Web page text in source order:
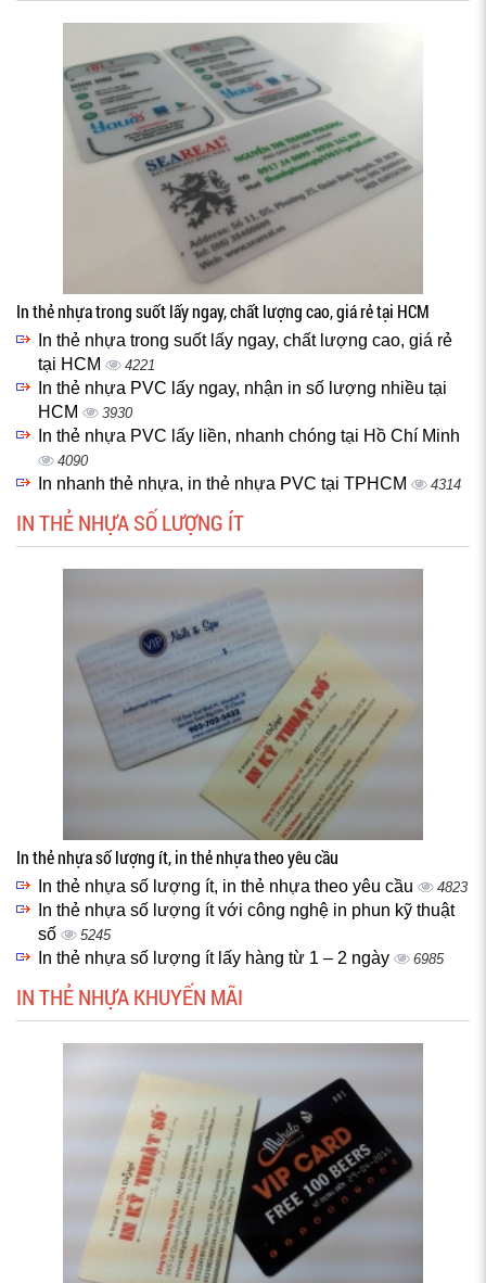
In thẻ nhựa trong suốt lấy ngay, chất lượng cao, giá rẻ tại HCM
In thẻ nhựa trong suốt lấy ngay, chất lượng cao, giá rẻ
tại HCM
4221
In thẻ nhựa PVC lấy ngay, nhận in số lượng nhiều tại
HCM
3930
In thẻ nhựa PVC lấy liền, nhanh chóng tại Hồ Chí Minh
4090
In nhanh thẻ nhựa, in thẻ nhựa PVC tại TPHCM 4314
IN THẺ NHỰA SỐ LƯỢNG ÍT
In thẻ nhựa số lượng ít, in thẻ nhựa theo yêu cầu
In thẻ nhựa số lượng ít, in thẻ nhựa theo yêu cầu 4823
In thẻ nhựa số lượng ít với công nghệ in phun kỹ thuật
số
5245
In thẻ nhựa số lượng ít lấy hàng từ 1 – 2 ngày 6985
IN THẺ NHỰA KHUYẾN MÃI